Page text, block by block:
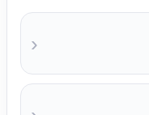
‹